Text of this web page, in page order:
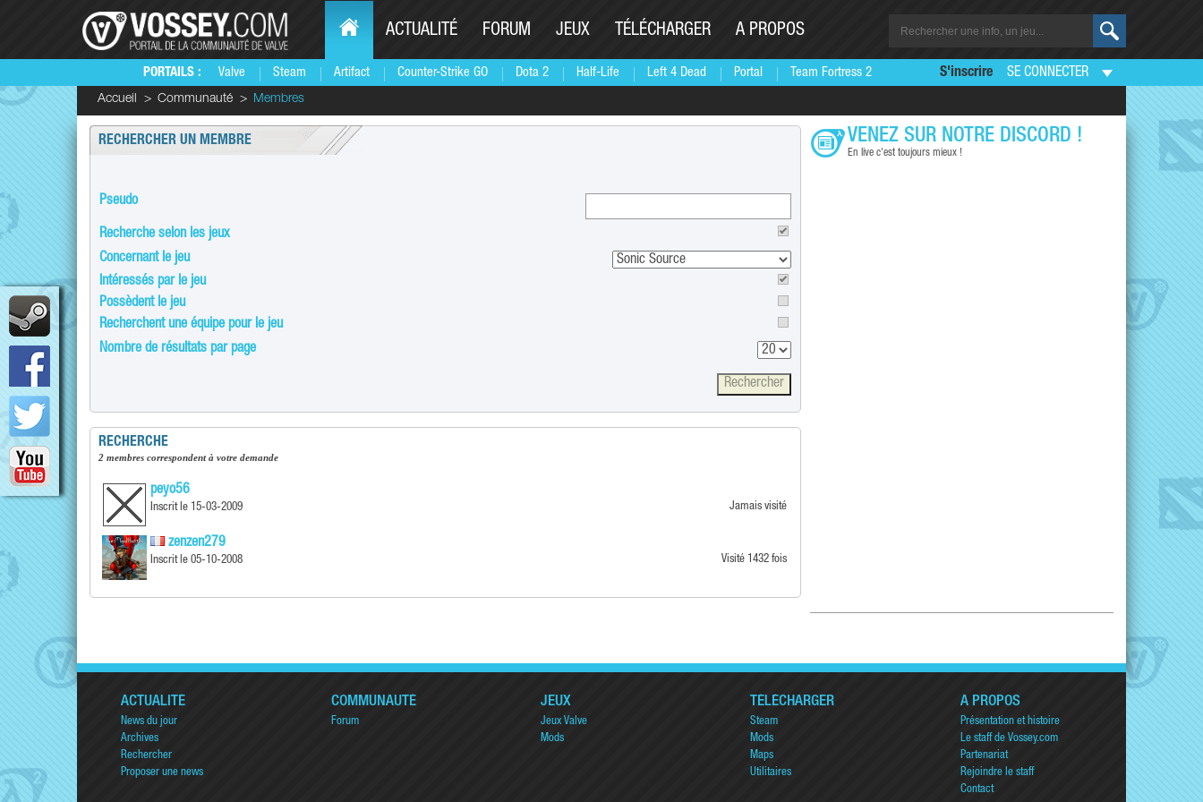
PORTAILS : Valve Steam Artifact Counter-Strike GO Dota 2 Half-Life Left 4 Dead Portal Team Fortress 2
ACTUALITÉ FORUM JEUX TÉLÉCHARGER A PROPOS
S'inscrire SE CONNECTER
Accueil Communauté Membres
RECHERCHER UN MEMBRE
Pseudo
Recherche selon les jeux
Concernant le jeu
Intéressés par le jeu
Possèdent le jeu
Recherchent une équipe pour le jeu
Nombre de résultats par page
RECHERCHE
2 membres correspondent à votre demande
peyo56
Jamais visité
Inscrit le 15-03-2009
zenzen279
Visité 1432 fois
Inscrit le 05-10-2008
VENEZ SUR NOTRE DISCORD !
En live c'est toujours mieux !
ACTUALITÉ
News du jour
Archives
Rechercher
Proposer une news
COMMUNAUTÉ
Forum
JEUX
Jeux Valve
Mods
TÉLÉCHARGER
Steam
Mods
Maps
Utilitaires
A PROPOS
Présentation et histoire
Le staff de Vossey.com
Partenariat
Rejoindre le staff
Contact